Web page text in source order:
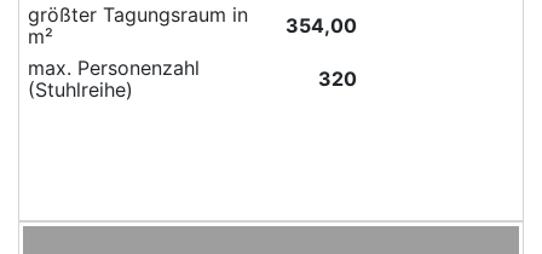
größter Tagungsraum in
m²
354,00
max. Personenzahl
(Stuhlreihe)
320